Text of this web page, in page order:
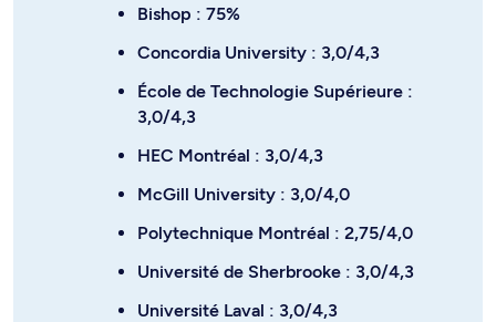
Bishop : 75%
Concordia University : 3,0/4,3
École de Technologie Supérieure :
3,0/4,3
HEC Montréal : 3,0/4,3
McGill University : 3,0/4,0
Polytechnique Montréal : 2,75/4,0
Université de Sherbrooke : 3,0/4,3
Université Laval : 3,0/4,3